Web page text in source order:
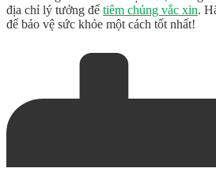
địa chỉ lý tưởng để tiêm chủng vắc xin.
để bảo vệ sức khỏe một cách tốt nhất!